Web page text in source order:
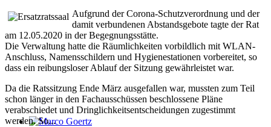
Aufgrund der Corona-Schutzverordnung und der
damit verbundenen Abstandsgebote tagte der Rat
am 12.05.2020 in der Begegnungsstätte.
Die Verwaltung hatte die Räumlichkeiten vorbildlich mit WLAN-
Anschluss, Namensschildern und Hygienestationen vorbereitet, so
dass ein reibungsloser Ablauf der Sitzung gewährleistet war.
Da die Ratssitzung Ende März ausgefallen war, mussten zum Teil
schon länger in den Fachausschüssen beschlossene Pläne
verabschiedet und Dringlichkeitsentscheidungen zugestimmt
werden. So...